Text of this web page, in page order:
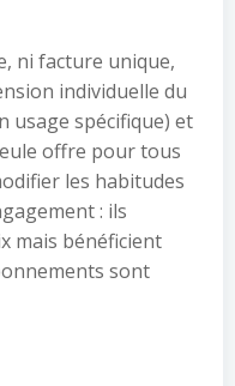
ni facture unique,
individuelle du
usage spécifique) et
offre pour tous
les habitudes
: ils
mais bénéficient
sont